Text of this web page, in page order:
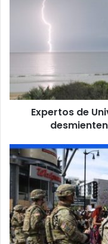
o
s
d
i
v
r
s
i
d
a
Expertos de
O
r
d
n
a
n
e